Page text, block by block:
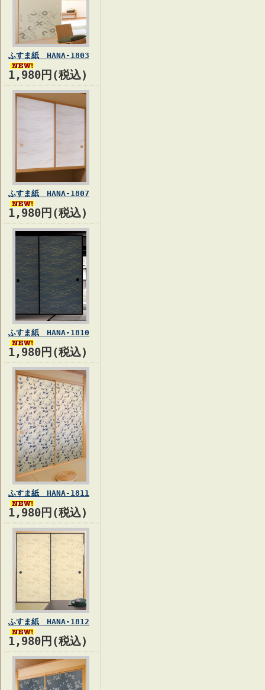
ふすま紙 HANA-1803
1,980円(税込)
ふすま紙 HANA-1807
1,980円(税込)
ふすま紙 HANA-1810
1,980円(税込)
ふすま紙 HANA-1811
1,980円(税込)
ふすま紙 HANA-1812
1,980円(税込)